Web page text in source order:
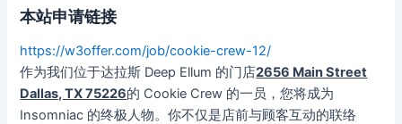
本站申请链接
https://w3offer.com/job/cookie-crew-12/
作为我们位于达拉斯 Deep Ellum 的门店2656 Main Street
Dallas, TX 75226的 Cookie Crew 的一员，您将成为
Insomniac 的终极人物。你不仅是店前与顾客互动的联络